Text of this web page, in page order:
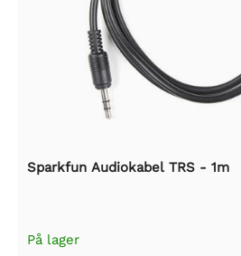
Sparkfun Audiokabel TRS - 1m
På lager